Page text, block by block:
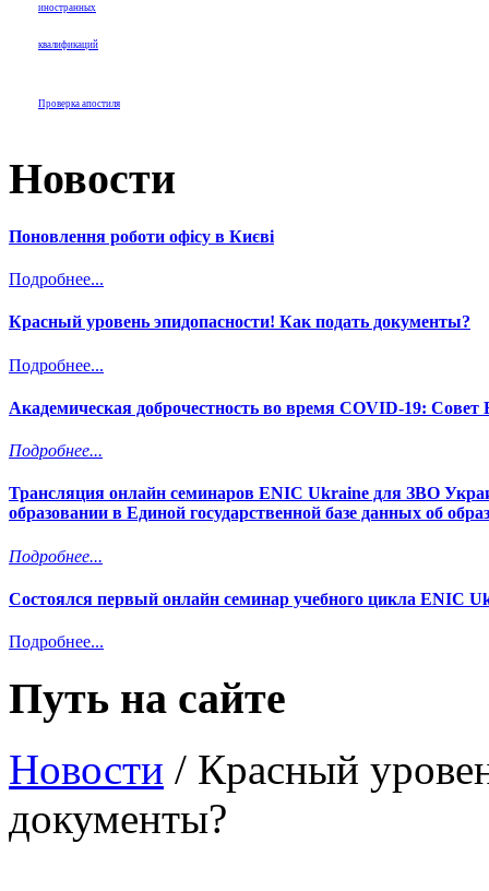
иностранных
квалификаций
Проверка апостиля
Новости
Поновлення роботи офісу в Києві
Подробнее...
Красный уровень эпидопасности! Как подать документы?
Подробнее...
Академическая доброчестность во время COVID-19:
Подробнее...
Трансляция онлайн семинаров ENIC Ukraine для ЗВО
образовании в Единой государственной базе данных об
Подробнее...
Состоялся первый онлайн семинар учебного цикла ENIC
Подробнее...
Путь на сайте
Новости / Красный
документы?